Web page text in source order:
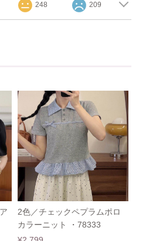
248 209
2色／チェックペプラムポロ
カラーニット ・78333